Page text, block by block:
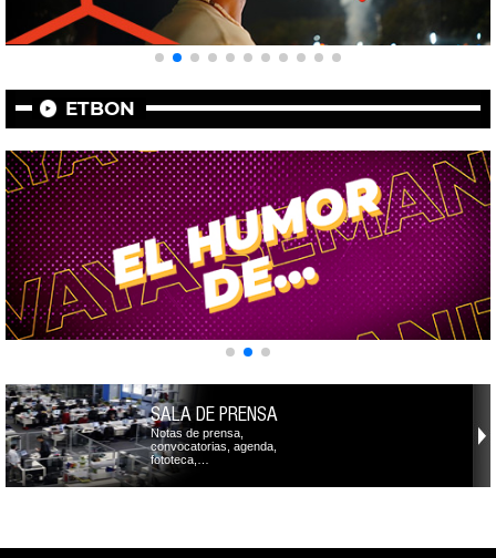
ETBON
SALA DE PRENSA
Notas de prensa,
convocatorias, agenda,
fototeca,…